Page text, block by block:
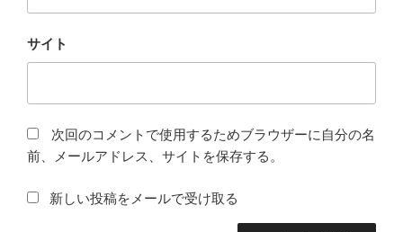
サイト
次回のコメントで使用するためブラウザーに自分の名
前、メールアドレス、サイトを保存する。
新しい投稿をメールで受け取る